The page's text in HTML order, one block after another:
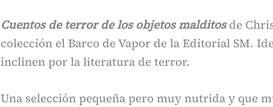
Cuentos de terror de los objetos malditosde
colección el Barco de Vapor de la Editorial SM.
inclinen por la literatura de terror.
Una selección pequeña pero muy nutrida y que